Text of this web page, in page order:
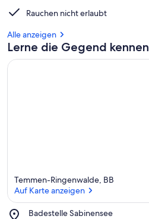
Rauchen nicht erlaubt
Alle anzeigen
Lerne die Gegend kennen
Temmen-Ringenwalde, BB
Auf Karte anzeigen
Badestelle Sabinensee
Place,